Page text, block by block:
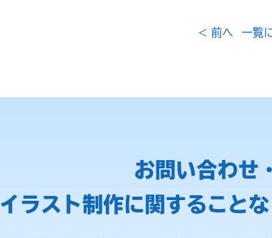
< 前へ 一覧
お問い合わせ
イラスト制作に関することな